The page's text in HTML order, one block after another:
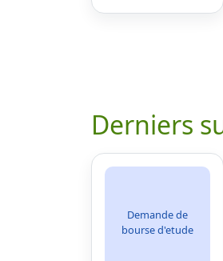
Derniers
Demande de
bourse d'etude